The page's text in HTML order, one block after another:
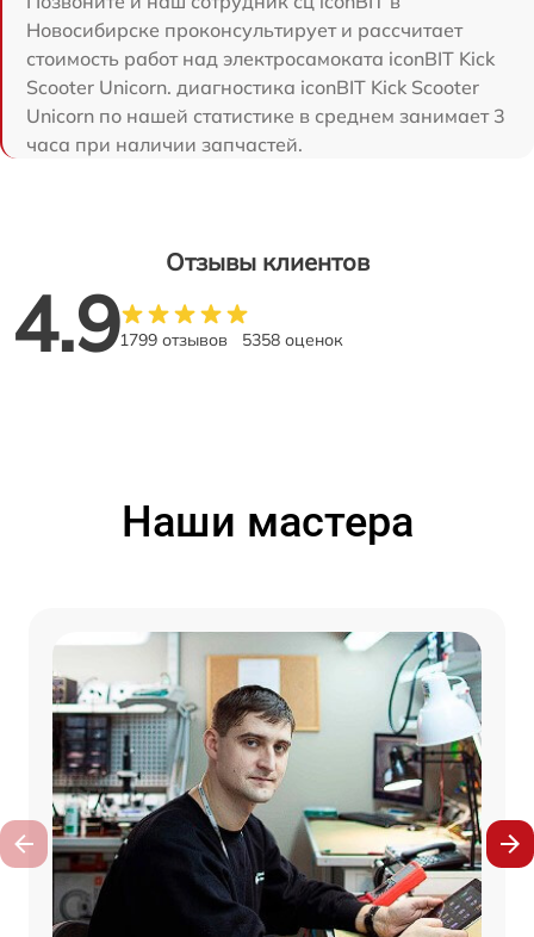
Новосибирске проконсультирует и рассчитает
стоимость работ над электросамоката iconBIT Kick
Scooter Unicorn. диагностика iconBIT Kick Scooter
Unicorn по нашей статистике в среднем занимает 3
часа при наличии запчастей.
Отзывы клиентов
4.91799 отзывов 5358 оценок
Наши мастера